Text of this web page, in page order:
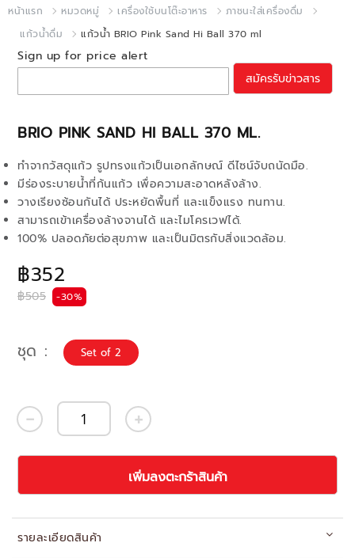
หน้าแรก หมวดหมู่ เครื่องใช้บนโต๊ะอาหาร
ภาชนะใส่เครื่องดื่ม
แก้วน้ำดื่ม
แก้วน้ำ BRIO Pink Sand Hi Ball 370 ml
BRIO PINK SAND HI BALL 370 ML.
฿352
฿505 -30%
ทำจากวัสดุแก้ว รูปทรงแก้วเป็นเอกลักษณ์ ดีไซน์จับถนัดมือ.
มีร่องระบายน้ำที่ก้นแก้ว เพื่อความสะอาดหลังล้าง.
วางเรียงซ้อนกันได้ ประหยัดพื้นที่ และแข็งแรง ทนทาน.
สามารถเข้าเครื่องล้างจานได้ และไมโครเวฟได้.
100% ปลอดภัยต่อสุขภาพ และเป็นมิตรกับสิ่งแวดล้อม.
Sign up for price alert
สมัครรับข่าวสาร
ชุด Set of 2
เพิ่มลงตะกร้าสินค้า
รายละเอียดสินค้า